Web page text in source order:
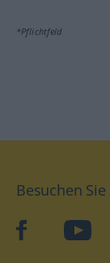
*Pflichtfeld
Besuchen
facebook